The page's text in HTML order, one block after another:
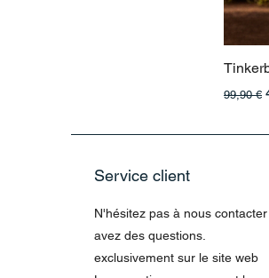
Prix
99,90 €
Service client
N'hésitez pas à nous
avez des questions.
exclusivement sur le site web